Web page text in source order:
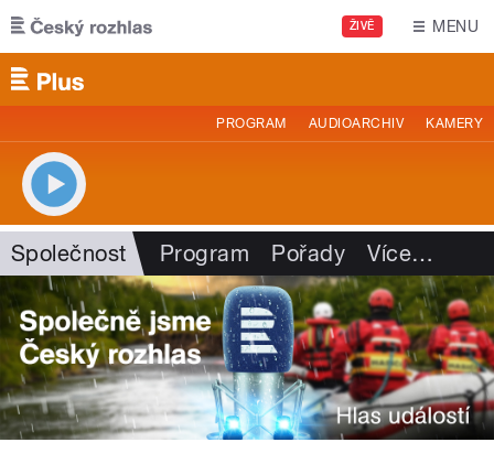
Přejít k hlavnímu obsahu
ŽIVĚ MENU
PROGRAM AUDIOARCHIV KAMERY
Společnost Program Pořady Více…